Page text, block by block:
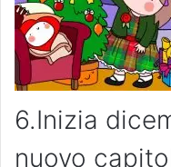
6.Inizia
nuovo